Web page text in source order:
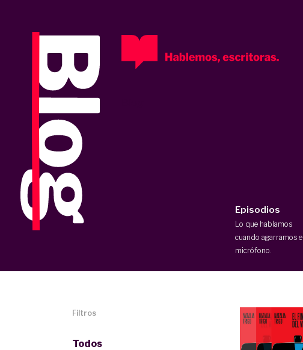
Episodios
Lo que hablamos
cuando agarramos el
micrófono.
Filtros
Todos